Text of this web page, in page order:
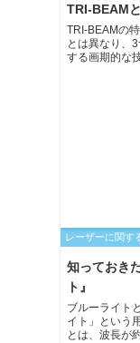
TRI-BEAM
TRI-BEAMの特長 TRI-BEAMは、従来のレー
とは異なり、
する画期的な
レーザーに関す
知っておき
ト』
ブルーライトとは？ 最近の美容外科で
イト」という
とは、波長が